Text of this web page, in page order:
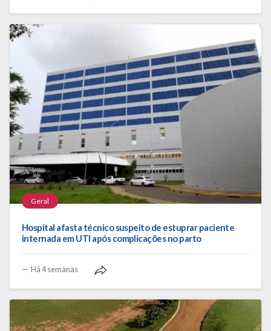
Geral
Hospital afasta técnico suspeito de estuprar paciente
internada em UTI após complicações no parto
Há 4 semanas